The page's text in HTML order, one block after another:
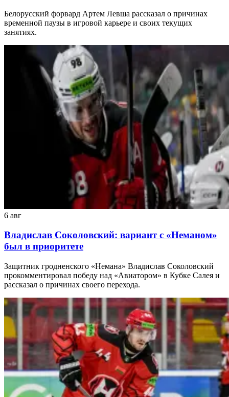
Белорусский форвард Артем Левша рассказал о причинах
временной паузы в игровой карьере и своих текущих
занятиях.
6 авг
Владислав Соколовский: вариант с «Неманом»
был в приоритете
Защитник гродненского «Немана» Владислав Соколовский
прокомментировал победу над «Авиатором» в Кубке Салея и
рассказал о причинах своего перехода.